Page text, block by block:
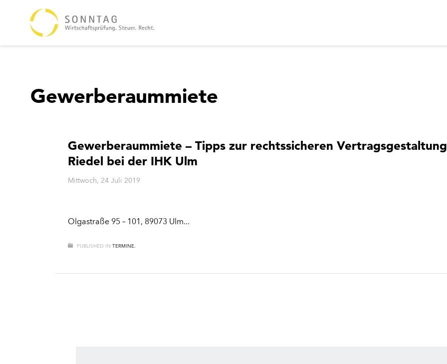
Gewerberaummiete
Gewerberaummiete – Tipps zur rechtssicheren
Riedel bei der IHK Ulm
Mittwoch, 24 Juli 2019
Olgastraße 95 – 101, 89073 Ulm
PUBLISHED IN TERMINE.